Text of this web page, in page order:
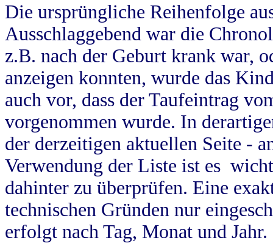
Die ursprüngliche Reihenfolge
Ausschlaggebend war die
z.B. nach der Geburt krank war,
anzeigen konnten, wurde das
auch vor, dass der Taufeintrag
vorgenommen wurde. In
der derzeitigen aktuellen Seite -
Verwendung der Liste ist es
dahinter zu überprüfen. Eine
technischen Gründen nur
erfolgt nach Tag, Monat und Jahr.